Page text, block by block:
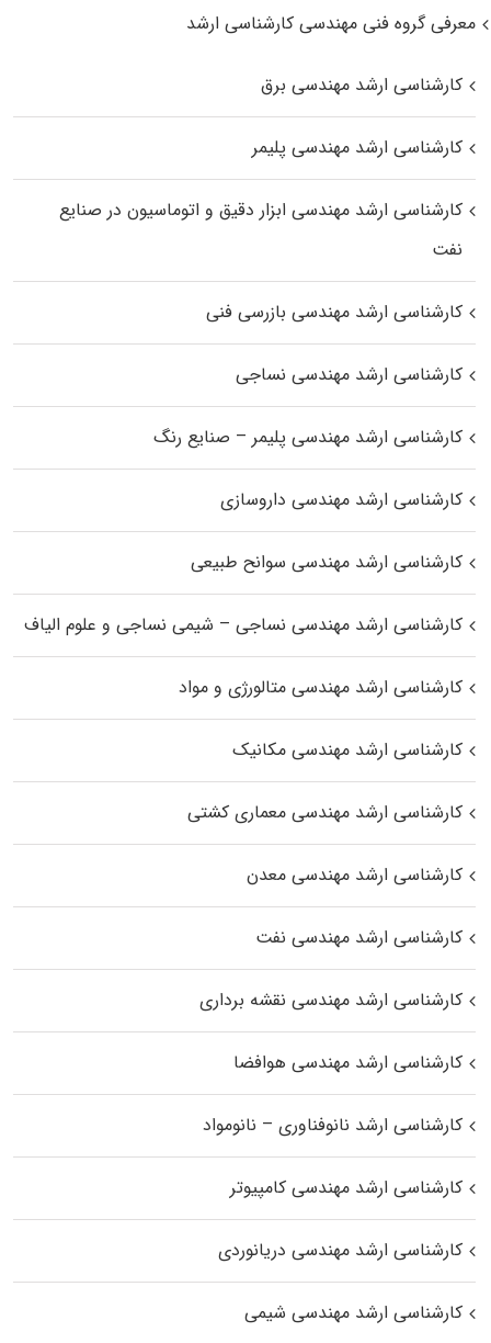
معرفی گروه فنی مهندسی کارشناسی ارشد
کارشناسی ارشد مهندسی برق
کارشناسی ارشد مهندسی پلیمر
کارشناسی ارشد مهندسی ابزار دقیق و اتوماسیون در صنایع
نفت
کارشناسی ارشد مهندسی بازرسی فنی
کارشناسی ارشد مهندسی نساجی
کارشناسی ارشد مهندسی پلیمر – صنایع رنگ
کارشناسی ارشد مهندسی داروسازی
کارشناسی ارشد مهندسی سوانح طبیعی
کارشناسی ارشد مهندسی نساجی – شیمی نساجی و علوم الیاف
کارشناسی ارشد مهندسی متالورژی و مواد
کارشناسی ارشد مهندسی مکانیک
کارشناسی ارشد مهندسی معماری کشتی
کارشناسی ارشد مهندسی معدن
کارشناسی ارشد مهندسی نفت
کارشناسی ارشد مهندسی نقشه برداری
کارشناسی ارشد مهندسی هوافضا
کارشناسی ارشد نانوفناوری – نانومواد
کارشناسی ارشد مهندسی کامپیوتر
کارشناسی ارشد مهندسی دریانوردی
کارشناسی ارشد مهندسی شیمی